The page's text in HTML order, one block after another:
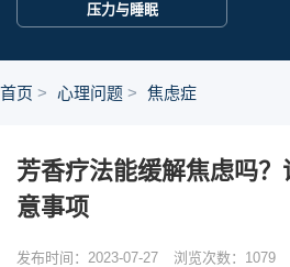
压力与睡眠
首页 心理问题 焦虑症
芳香疗法能缓解焦虑吗
意事项
发布时间：2023-07-27 浏览次数： 1079